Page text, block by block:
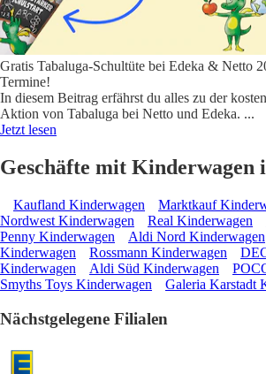
Gratis Tabaluga-Schultüte bei Edeka & Netto
Termine!
In diesem Beitrag erfährst du alles zu der
Aktion von Tabaluga bei Netto und Edeka. ...
Jetzt lesen
Geschäfte mit Kinderwagen
Kaufland Kinderwagen Marktkauf
Nordwest Kinderwagen
Real Kinderwagen
Penny Kinderwagen
Aldi Nord Kinderwagen
Kinderwagen
Rossmann Kinderwagen
Kinderwagen
Aldi Süd Kinderwagen
Smyths Toys Kinderwagen
Galeria Karstadt
Nächstgelegene Filialen